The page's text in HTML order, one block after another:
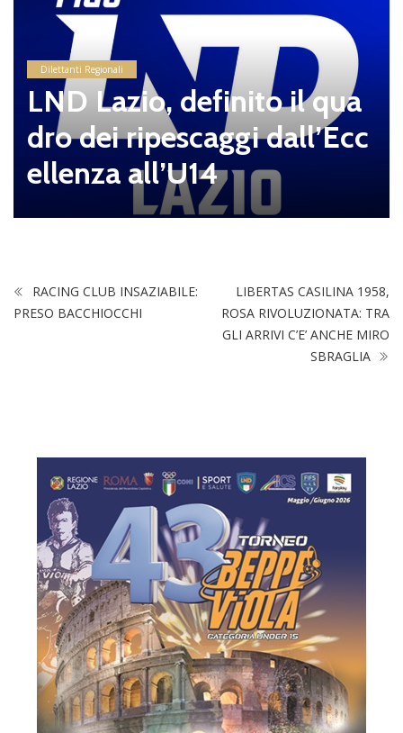
Dilettanti Regionali
LND Lazio, definito il qua
dro dei ripescaggi dall’Ecc
ellenza all’U14
RACING CLUB INSAZIABILE:
PRESO BACCHIOCCHI
LIBERTAS CASILINA 1958,
ROSA RIVOLUZIONATA: TRA
GLI ARRIVI C’E’ ANCHE MIRO
SBRAGLIA